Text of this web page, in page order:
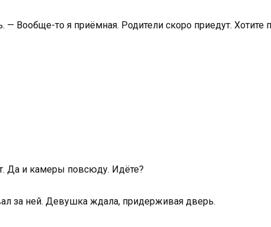
Вообще-то я приёмная. Родители скоро приедут.
Да и камеры повсюду. Идёте?
за ней. Девушка ждала, придерживая дверь.